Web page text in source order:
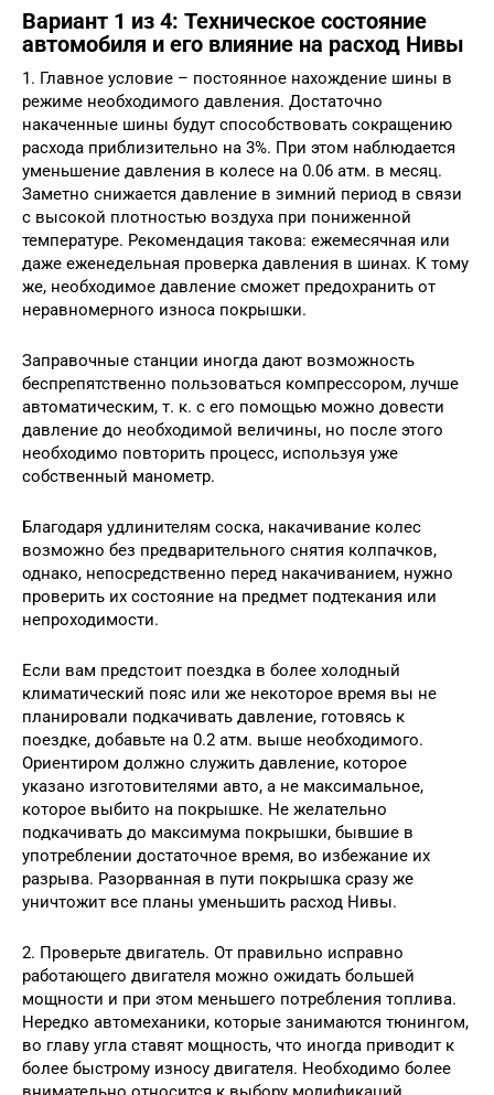
Вариант 1 из 4: Техническое состояние
автомобиля и его влияние на расход Нивы
1. Главное условие – постоянное нахождение шины в
режиме необходимого давления. Достаточно
накаченные шины будут способствовать сокращению
расхода приблизительно на 3%. При этом наблюдается
уменьшение давления в колесе на 0.06 атм. в месяц.
Заметно снижается давление в зимний период в связи
с высокой плотностью воздуха при пониженной
температуре. Рекомендация такова: ежемесячная или
даже еженедельная проверка давления в шинах. К тому
же, необходимое давление сможет предохранить от
неравномерного износа покрышки.
Заправочные станции иногда дают возможность
беспрепятственно пользоваться компрессором, лучше
автоматическим, т. к. с его помощью можно довести
давление до необходимой величины, но после этого
необходимо повторить процесс, используя уже
собственный манометр.
Благодаря удлинителям соска, накачивание колес
возможно без предварительного снятия колпачков,
однако, непосредственно перед накачиванием, нужно
проверить их состояние на предмет подтекания или
непроходимости.
Если вам предстоит поездка в более холодный
климатический пояс или же некоторое время вы не
планировали подкачивать давление, готовясь к
поездке, добавьте на 0.2 атм. выше необходимого.
Ориентиром должно служить давление, которое
указано изготовителями авто, а не максимальное,
которое выбито на покрышке. Не желательно
подкачивать до максимума покрышки, бывшие в
употреблении достаточное время, во избежание их
разрыва. Разорванная в пути покрышка сразу же
уничтожит все планы уменьшить расход Нивы.
2. Проверьте двигатель. От правильно исправно
работающего двигателя можно ожидать большей
мощности и при этом меньшего потребления топлива.
Нередко автомеханики, которые занимаются тюнингом,
во главу угла ставят мощность, что иногда приводит к
более быстрому износу двигателя. Необходимо более